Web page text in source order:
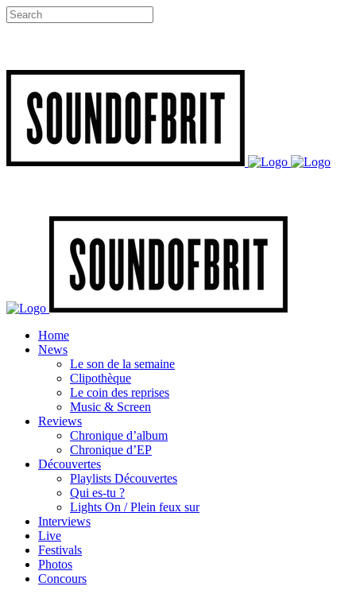
Home
News
Le son de la semaine
Clipothèque
Le coin des reprises
Music & Screen
Reviews
Chronique d’album
Chronique d’EP
Découvertes
Playlists Découvertes
Qui es-tu ?
Lights On / Plein feux sur
Interviews
Live
Festivals
Photos
Concours